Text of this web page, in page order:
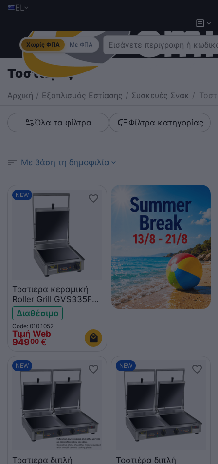
EL
Χωρίς ΦΠΑ Με ΦΠΑ
Τοστιέρες
Αρχική / Εξοπλισμός Εστίασης / Συσκευές Σνακ /
Όλα τα φίλτρα Φίλτρα κατηγορίας
Με βάση τη δημοφιλία
NEW
Τοστιέρα κεραμική
Roller Grill GVS335FT
Premium άνω-κάτω
λεία
Διαθέσιμο
Code: 010.1052
Τιμή Web
94900 €
NEW
Τοστιέρα διπλή
NEW
Τοστιέρα διπλή